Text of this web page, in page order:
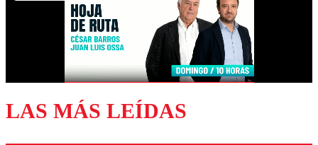
LAS MÁS LEÍDAS